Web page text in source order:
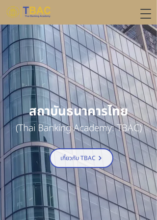
สถาบันธนาคารไทย
(Thai Banking Academy: TBAC)
เกี่ยวกับ TBAC